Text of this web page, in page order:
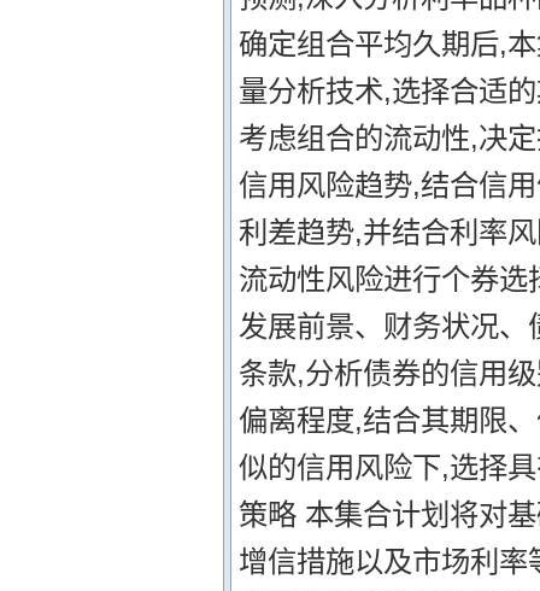
确定组合平均久期后,
量分析技术,选择合适
考虑组合的流动性,决
信用风险趋势,结合信
利差趋势,并结合利率
流动性风险进行个券
发展前景、财务状况
条款,分析债券的信用
偏离程度,结合其期限
似的信用风险下,选择
策略 本集合计划将对
增信措施以及市场利